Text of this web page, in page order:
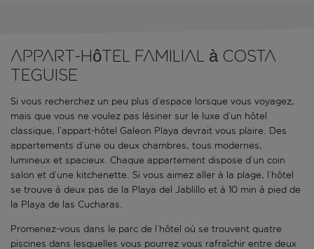
Appart-hôtel familial à Costa
Teguise
Si vous recherchez un peu plus d’espace lorsque vous voyagez,
mais que vous ne voulez pas lésiner sur le luxe d’un hôtel
classique, l’appart-hôtel Galeon Playa devrait vous plaire. Des
appartements d’une ou deux chambres, tous modernes,
lumineux et spacieux. Chaque appartement dispose d’un coin
salon et d’une kitchenette. Si vous aimez aller à la plage, l’hôtel
se trouve à deux pas de la Playa del Jablillo et à 10 min à pied de
la Playa de las Cucharas.
Promenez-vous dans le parc de l’hôtel où se trouvent quatre
piscines dans lesquelles vous pourrez vous rafraîchir entre deux